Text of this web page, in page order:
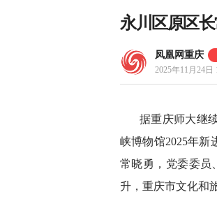
永川区原区
凤凰网重庆
2025年11月24日
据重庆师大继
峡博物馆2025年新
常晓勇，党委委员
升，重庆市文化和